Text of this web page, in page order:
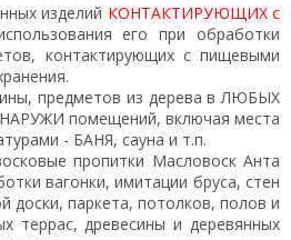
изделий КОНТАКТИРУЮЩИХ с
его при обработки
контактирующих с пищевыми
предметов из дерева в ЛЮБЫХ
помещений, включая места
- БАНЯ, сауна и т.п.
пропитки Масловоск Анта
вагонки, имитации бруса, стен
доски, паркета, потолков, полов и
террас, древесины и деревянных